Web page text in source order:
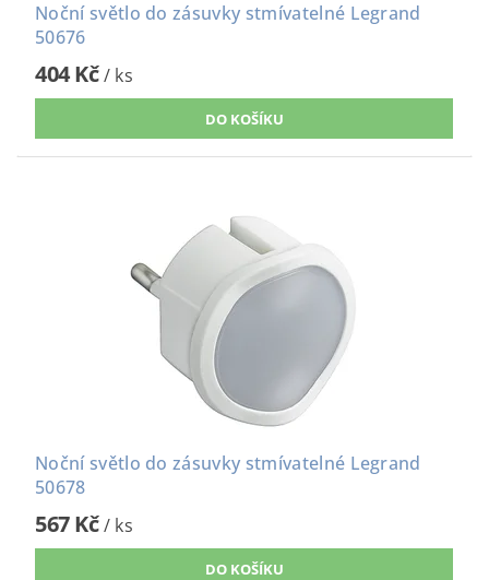
Noční světlo do zásuvky stmívatelné Legrand
50676
404 Kč/ ks
Noční světlo do zásuvky stmívatelné Legrand
50678
567 Kč/ ks